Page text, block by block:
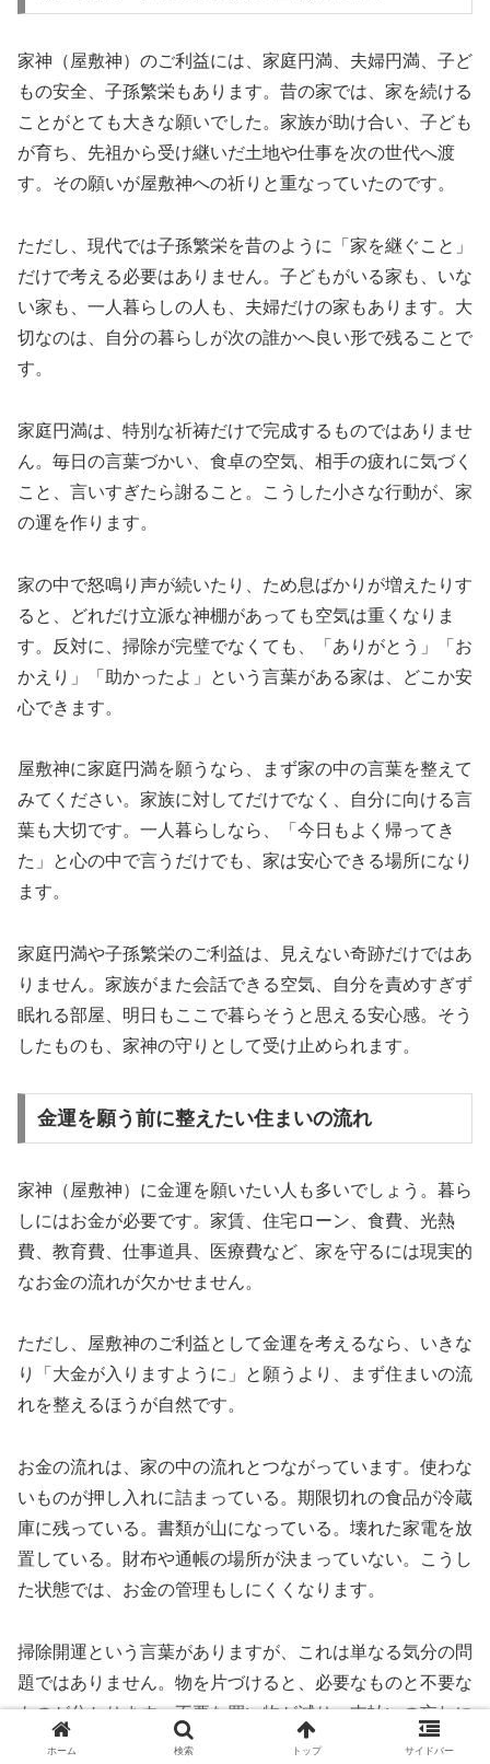
家神（屋敷神）のご利益には、家庭円満、夫婦円満、子ど
もの安全、子孫繁栄もあります。昔の家では、家を続ける
ことがとても大きな願いでした。家族が助け合い、子ども
が育ち、先祖から受け継いだ土地や仕事を次の世代へ渡
す。その願いが屋敷神への祈りと重なっていたのです。
ただし、現代では子孫繁栄を昔のように「家を継ぐこと」
だけで考える必要はありません。子どもがいる家も、いな
い家も、一人暮らしの人も、夫婦だけの家もあります。大
切なのは、自分の暮らしが次の誰かへ良い形で残ることで
す。
家庭円満は、特別な祈祷だけで完成するものではありませ
ん。毎日の言葉づかい、食卓の空気、相手の疲れに気づく
こと、言いすぎたら謝ること。こうした小さな行動が、家
の運を作ります。
家の中で怒鳴り声が続いたり、ため息ばかりが増えたりす
ると、どれだけ立派な神棚があっても空気は重くなりま
す。反対に、掃除が完璧でなくても、「ありがとう」「お
かえり」「助かったよ」という言葉がある家は、どこか安
心できます。
屋敷神に家庭円満を願うなら、まず家の中の言葉を整えて
みてください。家族に対してだけでなく、自分に向ける言
葉も大切です。一人暮らしなら、「今日もよく帰ってき
た」と心の中で言うだけでも、家は安心できる場所になり
ます。
家庭円満や子孫繁栄のご利益は、見えない奇跡だけではあ
りません。家族がまた会話できる空気、自分を責めすぎず
眠れる部屋、明日もここで暮らそうと思える安心感。そう
したものも、家神の守りとして受け止められます。
金運を願う前に整えたい住まいの流れ
家神（屋敷神）に金運を願いたい人も多いでしょう。暮ら
しにはお金が必要です。家賃、住宅ローン、食費、光熱
費、教育費、仕事道具、医療費など、家を守るには現実的
なお金の流れが欠かせません。
ただし、屋敷神のご利益として金運を考えるなら、いきな
り「大金が入りますように」と願うより、まず住まいの流
れを整えるほうが自然です。
お金の流れは、家の中の流れとつながっています。使わな
いものが押し入れに詰まっている。期限切れの食品が冷蔵
庫に残っている。書類が山になっている。壊れた家電を放
置している。財布や通帳の場所が決まっていない。こうし
た状態では、お金の管理もしにくくなります。
掃除開運という言葉がありますが、これは単なる気分の問
題ではありません。物を片づけると、必要なものと不要な
ものが分かります。不要な買い物が減り、支払いの忘れに
も気づきやすくなります。つまり、金運を整える前に、家
ホーム 検索 トップ サイドバー